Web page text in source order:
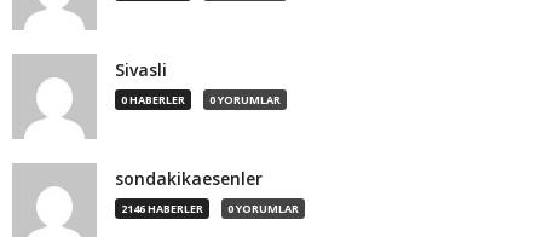
Sivasli
0 HABERLER 0 YORUMLAR
sondakikaesenler
2146 HABERLER 0 YORUMLAR